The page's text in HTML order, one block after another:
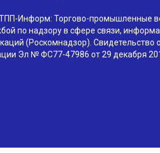
Информ: Торгово-промышленные
по надзору в сфере связи,
(Роскомнадзор). Свидетельство
Эл № ФС77-47986 от 29 декабря